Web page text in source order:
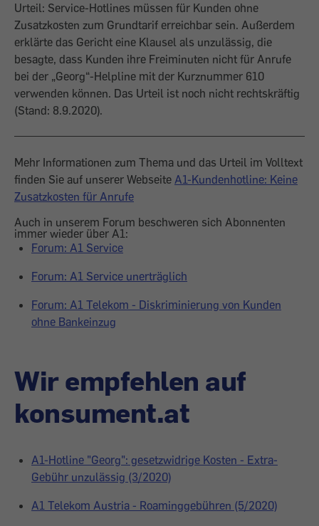
Urteil: Service-Hotlines müssen für Kunden ohne
Zusatzkosten zum Grundtarif erreichbar sein. Außerdem
erklärte das Gericht eine Klausel als unzulässig, die
besagte, dass Kunden ihre Freiminuten nicht für Anrufe
bei der „Georg“-Helpline mit der Kurznummer 610
verwenden können. Das Urteil ist noch nicht rechtskräftig
(Stand: 8.9.2020).
Mehr Informationen zum Thema und das Urteil im Volltext
finden Sie auf unserer Webseite A1-Kundenhotline: Keine
Zusatzkosten für Anrufe
Auch in unserem Forum beschweren sich Abonnenten
immer wieder über A1:
Forum: A1 Service
Forum: A1 Service unerträglich
Forum: A1 Telekom - Diskriminierung von Kunden
ohne Bankeinzug
Wir empfehlen auf
konsument.at
A1-Hotline "Georg": gesetzwidrige Kosten - Extra-
Gebühr unzulässig (3/2020)
A1 Telekom Austria - Roaminggebühren (5/2020)